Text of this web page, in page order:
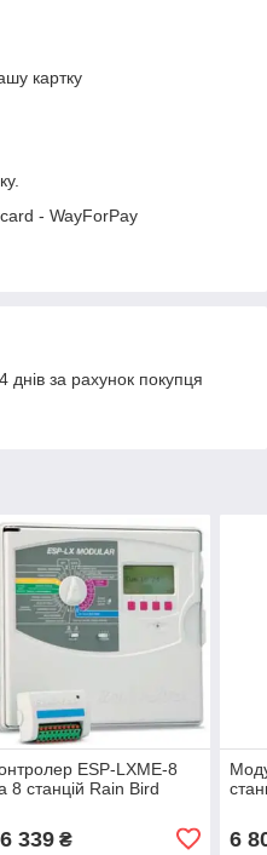
картку
- WayForPay
за рахунок покупця
ESP-LXME-8
8 станцій Rain Bird
339₴ 6